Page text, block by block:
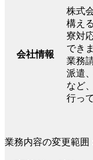
会社情報
株式
構え
寮対
でき
業務
派遣
など
行っ
業務内容の変更範囲